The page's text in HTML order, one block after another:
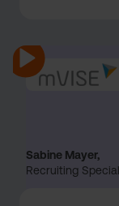
Sabine Mayer,
Recruiting